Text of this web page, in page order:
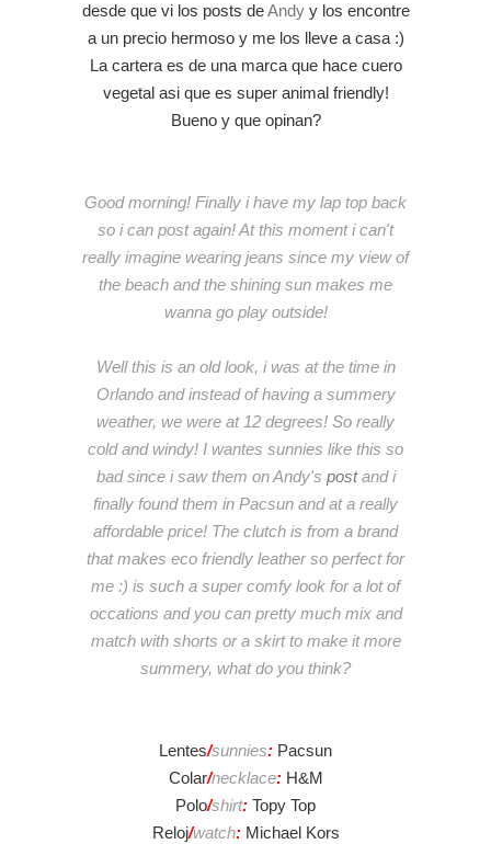
desde que vi los posts deAndyy los encontre
a un precio hermoso y me los lleve a casa :)
La cartera es de una marca que hace cuero
vegetal asi que es super animal friendly!
Bueno y que opinan?
Good morning! Finally i have my lap top back
so i can post again! At this moment i can't
really imagine wearing jeans since my view of
the beach and the shining sun makes me
wanna go play outside!
Well this is an old look, i was at the time in
Orlando and instead of having a summery
weather, we were at 12 degrees! So really
cold and windy! I wantes sunnies like this so
bad since i saw them on Andy's postand i
finally found them in Pacsun and at a really
affordable price! The clutch is from a brand
that makes eco friendly leather so perfect for
me :) is such a super comfy look for a lot of
occations and you can pretty much mix and
match with shorts or a skirt to make it more
summery, what do you think?
Lentes/sunnies: Pacsun
Colar/necklace:H&M
Polo/shirt: Topy Top
Reloj/watch:Michael Kors